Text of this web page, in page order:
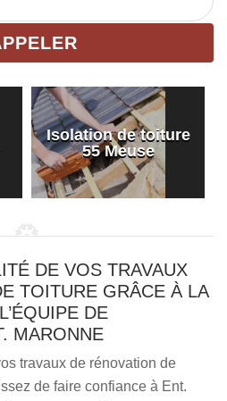
Isolation de toiture
55 Meuse
DE VOS TRAVAUX
TOITURE GRÂCE À LA
DE
MARONNE
travaux de rénovation de
de faire confiance à Ent.